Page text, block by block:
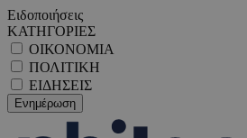
Ειδοποιήσεις
ΚΑΤΗΓΟΡΙΕΣ
ΟΙΚΟΝΟΜΙΑ
ΠΟΛΙΤΙΚΗ
ΕΙΔΗΣΕΙΣ